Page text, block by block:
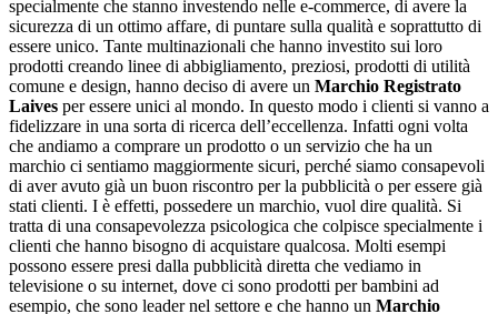
specialmente che stanno investendo nelle e-commerce, di avere la
sicurezza di un ottimo affare, di puntare sulla qualità e soprattutto di
essere unico. Tante multinazionali che hanno investito sui loro
prodotti creando linee di abbigliamento, preziosi, prodotti di utilità
comune e design, hanno deciso di avere un Marchio Registrato
Laives per essere unici al mondo. In questo modo i clienti si vanno a
fidelizzare in una sorta di ricerca dell’eccellenza. Infatti ogni volta
che andiamo a comprare un prodotto o un servizio che ha un
marchio ci sentiamo maggiormente sicuri, perché siamo consapevoli
di aver avuto già un buon riscontro per la pubblicità o per essere già
stati clienti. I è effetti, possedere un marchio, vuol dire qualità. Si
tratta di una consapevolezza psicologica che colpisce specialmente i
clienti che hanno bisogno di acquistare qualcosa. Molti esempi
possono essere presi dalla pubblicità diretta che vediamo in
televisione o su internet, dove ci sono prodotti per bambini ad
esempio, che sono leader nel settore e che hanno un Marchio